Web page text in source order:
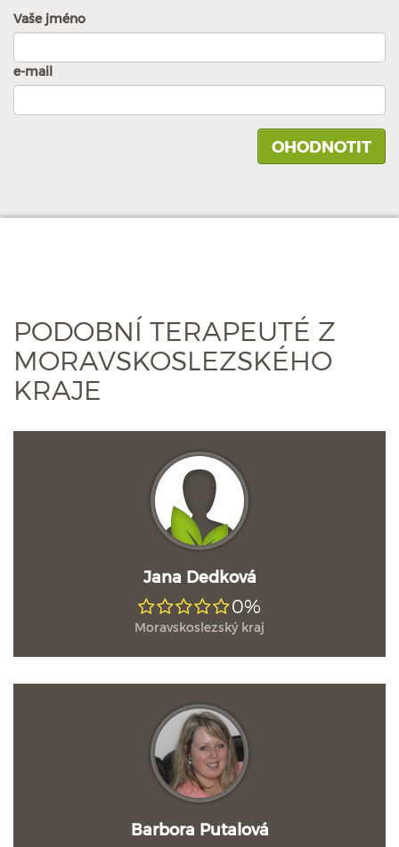
Vaše jméno
e-mail
PODOBNÍ TERAPEUTÉ Z
MORAVSKOSLEZSKÉHO
KRAJE
Jana Dedková
0%
Moravskoslezský kraj
Barbora Putalová